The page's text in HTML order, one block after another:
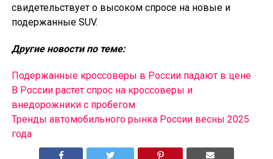
свидетельствует о высоком спросе на новые и
подержанные SUV.
Другие новости по теме:
Подержанные кроссоверы в России падают в цене
В России растет спрос на кроссоверы и
внедорожники с пробегом
Тренды автомобильного рынка России весны 2025
года